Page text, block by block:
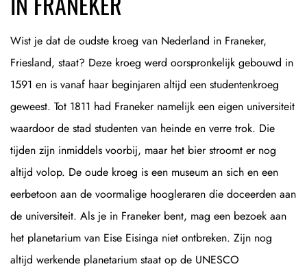
Wist je dat de oudste kroeg van Nederland in Franeker,
Friesland, staat? Deze kroeg werd oorspronkelijk gebouwd in
1591 en is vanaf haar beginjaren altijd een studentenkroeg
geweest. Tot 1811 had Franeker namelijk een eigen universiteit
waardoor de stad studenten van heinde en verre trok. Die
tijden zijn inmiddels voorbij, maar het bier stroomt er nog
altijd volop. De oude kroeg is een museum an sich en een
eerbetoon aan de voormalige hoogleraren die doceerden aan
de universiteit. Als je in Franeker bent, mag een bezoek aan
het planetarium van Eise Eisinga niet ontbreken. Zijn nog
altijd werkende planetarium staat op de UNESCO